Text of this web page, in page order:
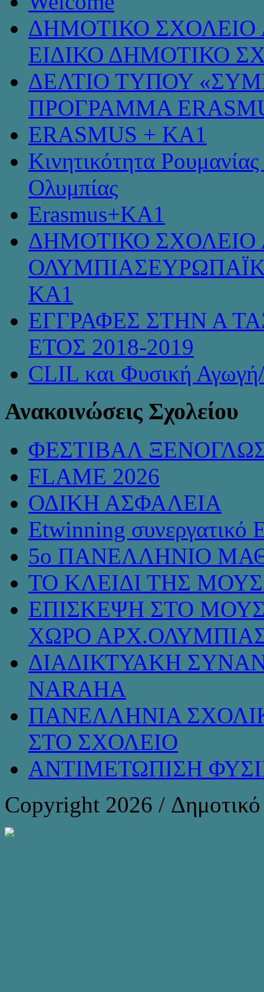
ΔΗΜΟΤΙΚΟ ΣΧΟΛΕΙΟ
ΕΙΔΙΚΟ ΔΗΜΟΤΙΚΟ
ΔΕΛΤΙΟ ΤΥΠΟΥ
ΠΡΟΓΡΑΜΜΑ
ERASMUS + KA1
Κινητικότητα
Ολυμπίας
Erasmus+KA1
ΔΗΜΟΤΙΚΟ ΣΧΟΛΕΙΟ
KA1
ΕΓΓΡΑΦΕΣ ΣΤΗΝ Α
ΕΤΟΣ 2018-2019
CLIL και Φυσική
Ανακοινώσεις Σχολείου
ΦΕΣΤΙΒΑΛ
FLAME 2026
ΟΔΙΚΗ ΑΣΦΑΛΕΙΑ
Etwinning συνεργατικό
5ο ΠΑΝΕΛΛΗΝΙΟ
ΤΟ ΚΛΕΙΔΙ ΤΗΣ
ΕΠΙΣΚΕΨΗ ΣΤΟ
ΧΩΡΟ
ΔΙΑΔΙΚΤΥΑΚΗ
NARAHA
ΠΑΝΕΛΛΗΝΙΑ
ΣΤΟ ΣΧΟΛΕΙΟ
ΑΝΤΙΜΕΤΩΠΙΣΗ
Copyright 2026 /